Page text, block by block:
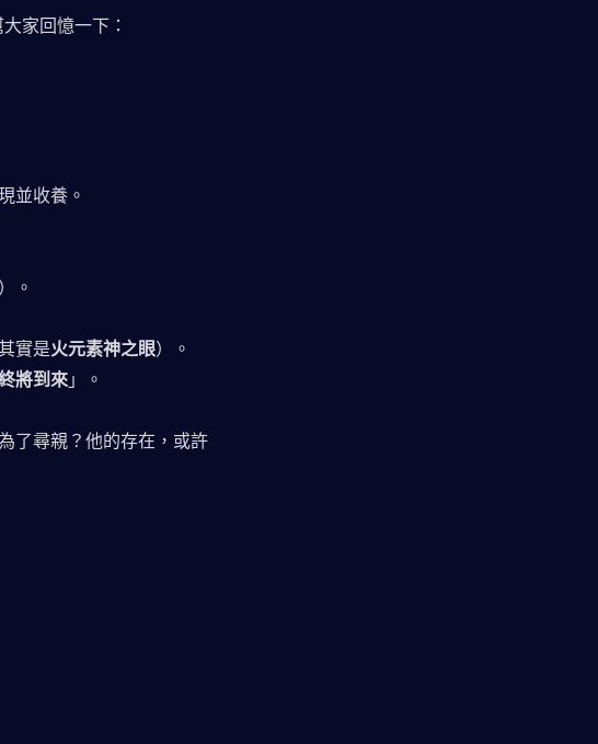
家回憶一下：
並收養。
。
實是火元素神之眼）。
將到來」。
了尋親？他的存在，或許